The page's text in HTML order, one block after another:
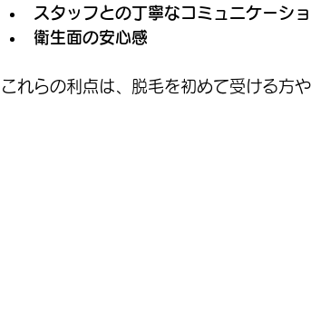
スタッフとの丁寧なコミュニケーシ
衛生面の安心感
これらの利点は、脱毛を初めて受ける方